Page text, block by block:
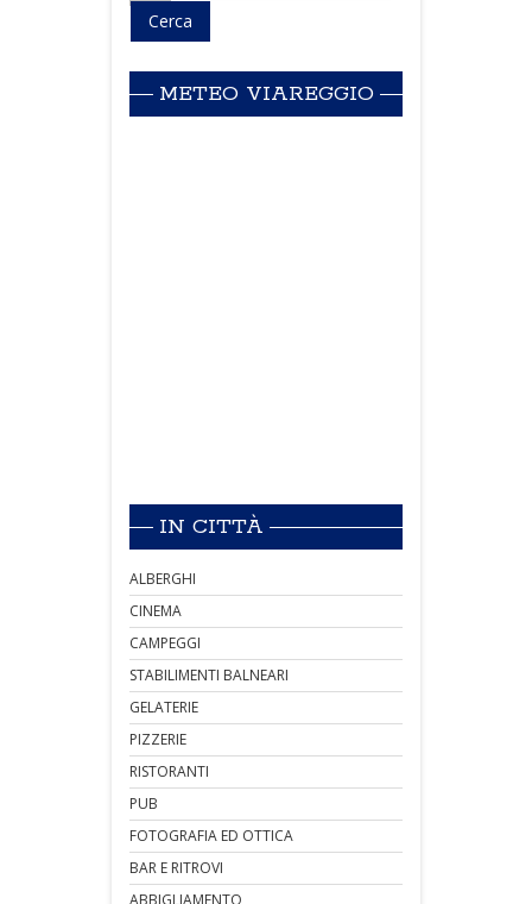
METEO VIAREGGIO
IN CITTÀ
ALBERGHI
CINEMA
CAMPEGGI
STABILIMENTI BALNEARI
GELATERIE
PIZZERIE
RISTORANTI
PUB
FOTOGRAFIA ED OTTICA
BAR E RITROVI
ABBIGLIAMENTO